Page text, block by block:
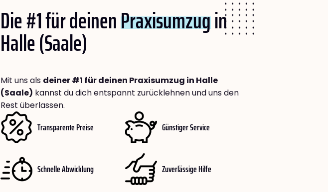
Die #1 für deinenPraxisumzugin
Halle (Saale)
Mit uns als deiner #1 für deinen Praxisumzug in Halle
(Saale) kannst du dich entspannt zurücklehnen und uns den
Rest überlassen.
Transparente Preise Günstiger Service
Schnelle Abwicklung Zuverlässige Hilfe